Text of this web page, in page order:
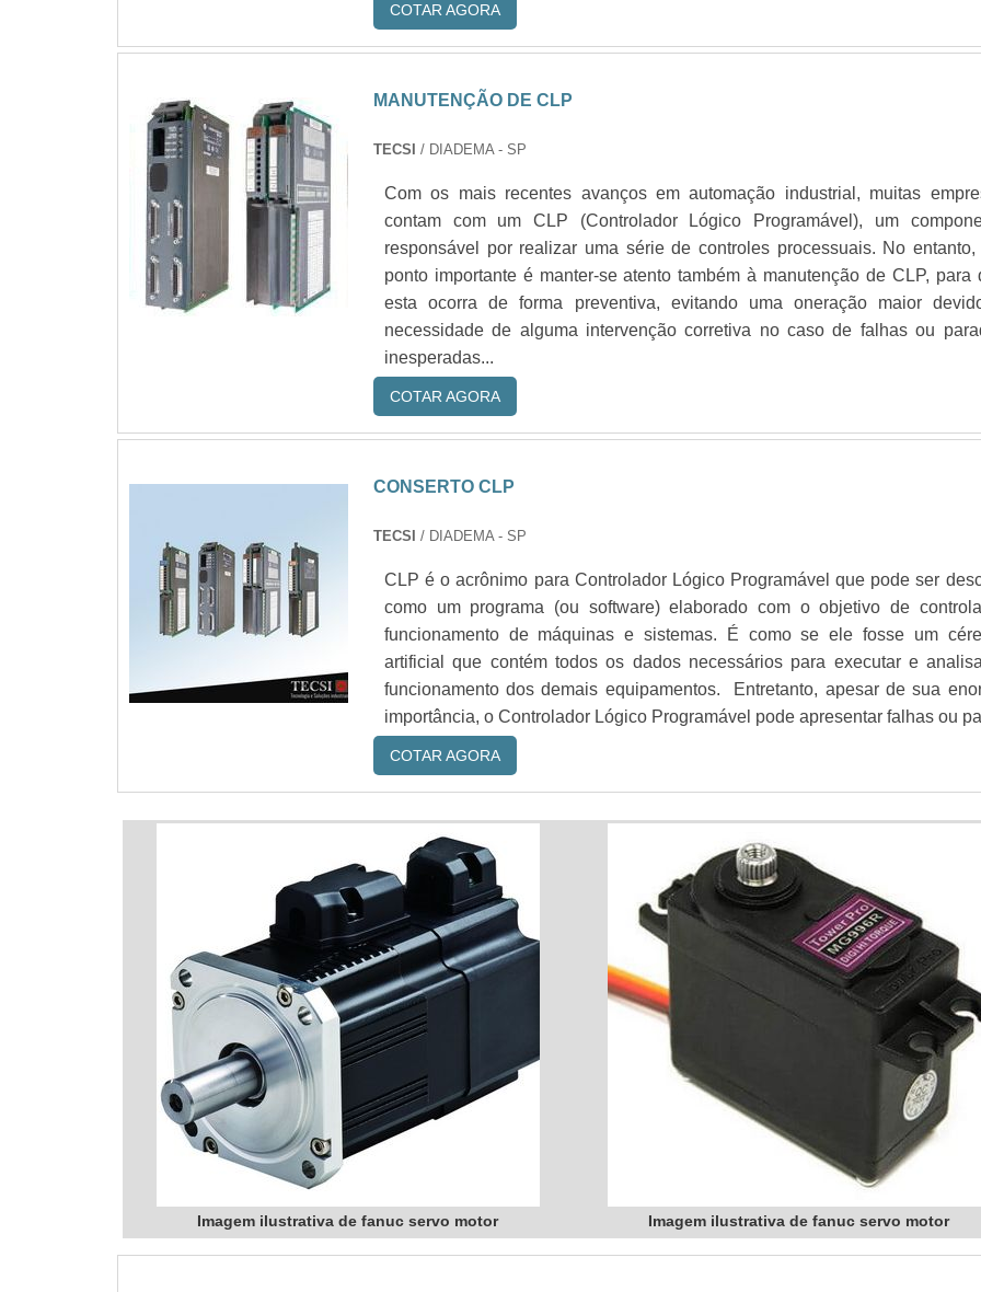
COTAR AGORA
MANUTENÇÃO DE CLP
TECSI / DIADEMA - SP
Com os mais recentes avanços em automação industrial, muitas
contam com um CLP (Controlador Lógico Programável), um
responsável por realizar uma série de controles processuais. No entanto,
ponto importante é manter-se atento também à manutenção de CLP, para
esta ocorra de forma preventiva, evitando uma oneração maior
necessidade de alguma intervenção corretiva no caso de falhas ou
inesperadas...
COTAR AGORA
CONSERTO CLP
TECSI / DIADEMA - SP
CLP é o acrônimo para Controlador Lógico Programável que pode ser
como um programa (ou software) elaborado com o objetivo de
funcionamento de máquinas e sistemas. É como se ele fosse um
artificial que contém todos os dados necessários para executar e
funcionamento dos demais equipamentos. Entretanto, apesar de sua
importância, o Controlador Lógico Programável pode apresentar falhas ou
COTAR AGORA
Imagem ilustrativa de fanuc servo motor Imagem ilustrativa de fanuc servo motor